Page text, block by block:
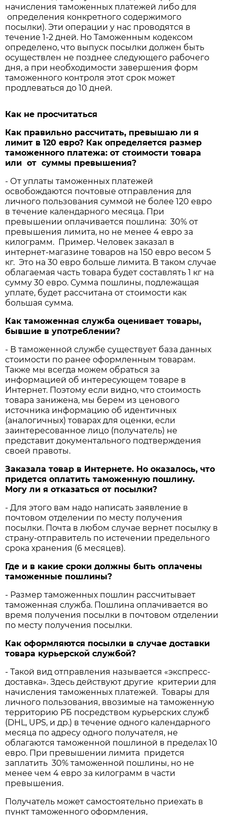
начисления таможенных платежей либо для
определения конкретного содержимого
посылки). Эти операции у нас проводятся в
течение 1-2 дней. Но Таможенным кодексом
определено, что выпуск посылки должен быть
осуществлен не позднее следующего рабочего
дня, а при необходимости завершения форм
таможенного контроля этот срок может
продлеваться до 10 дней.
Как не просчитаться
Как правильно рассчитать, превышаю ли я
лимит в 120 евро? Как определяется размер
таможенного платежа: от стоимости товара
или от суммы превышения?
- От уплаты таможенных платежей
освобождаются почтовые отправления для
личного пользования суммой не более 120 евро
в течение календарного месяца. При
превышении оплачивается пошлина: 30% от
превышения лимита, но не менее 4 евро за
килограмм. Пример. Человек заказал в
интернет-магазине товаров на 150 евро весом5
кг. Это на 30 евро больше лимита. В таком случае
облагаемая часть товара будет составлять 1 кг на
сумму 30 евро. Сумма пошлины, подлежащая
уплате, будет рассчитана от стоимости как
большая сумма.
Как таможенная служба оценивает товары,
бывшие в употреблении?
- В таможенной службе существует база данных
стоимости по ранее оформленным товарам.
Также мы всегда можем обраться за
информацией об интересующем товаре в
Интернет. Поэтому если видно, что стоимость
товара занижена, мы берем из ценового
источника информацию об идентичных
(аналогичных) товарах для оценки, если
заинтересованное лицо (получатель) не
представит документального подтверждения
своей правоты.
Заказала товар в Интернете. Но оказалось, что
придется оплатить таможенную пошлину.
Могу ли я отказаться от посылки?
- Для этого вам надо написать заявление в
почтовом отделении по месту получения
посылки. Почта в любом случае вернет посылку в
страну-отправитель по истечении предельного
срока хранения (6 месяцев).
Где и в какие сроки должны быть оплачены
таможенные пошлины?
- Размер таможенных пошлин рассчитывает
таможенная служба. Пошлина оплачивается во
время получения посылки в почтовом отделении
по месту получения посылки.
Как оформляются посылки в случае доставки
товара курьерской службой?
- Такой вид отправления называется «экспресс-
доставка». Здесь действуют другие критерии для
начисления таможенных платежей. Товары для
личного пользования, ввозимые на таможенную
территорию РБ посредством курьерских служб
(DHL, UPS, и др.) в течение одного календарного
месяца по адресу одного получателя, не
облагаются таможенной пошлиной в пределах 10
евро. При превышении лимита придется
заплатить 30% таможенной пошлины, но не
менее чем 4 евро за килограмм в части
превышения.
Получатель может самостоятельно приехать в
пункт таможенного оформления,